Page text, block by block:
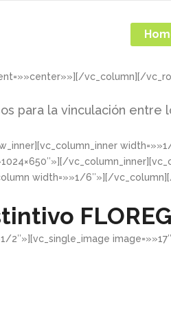
vc_column][/
para la vinculación entre
width=»»1/6″»][/